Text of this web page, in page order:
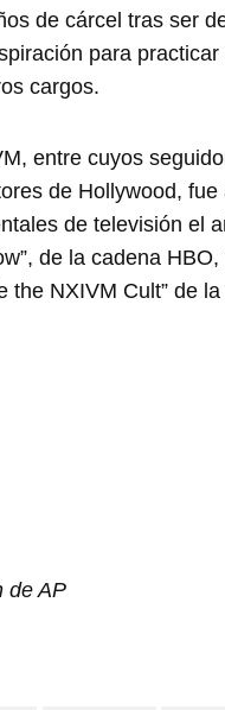
de cárcel tras ser
para practicar
cargos.
entre cuyos
de Hollywood, fue
de televisión el
de la cadena HBO,
the NXIVM Cult” de
de AP